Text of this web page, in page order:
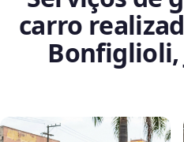
carro
Bonfiglioli,